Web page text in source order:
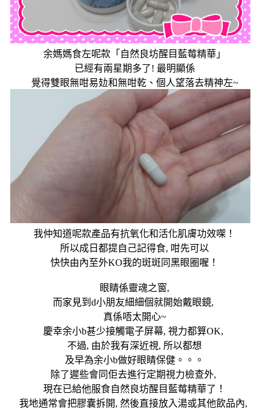
余媽媽食左呢款「自然良坊醒目藍莓精華 」
已經有兩星期多了! 最明顯係
覺得雙眼無咁易攰和無咁乾、個人望落去精神左~
我仲知道呢款產品有抗氧化和活化肌膚功效㗎！
所以成日都提自己記得食, 咁先可以
快快由內至外KO我的斑斑同黑眼圈喔！
眼睛係靈魂之窗,
而家見到 d小朋友細細個就開始戴眼鏡,
真係唔太開心~
慶幸余小b甚少接觸電子屏幕, 視力都算OK,
不過, 由於我有深近視, 所以都想
及早為余小b做好眼睛保健。。。
除了遲些會同佢去進行定期視力檢查外,
現在已給他服食自然良坊醒目藍莓精華了！
我地通常會把膠囊拆開, 然後直接放入湯或其他飲品內,